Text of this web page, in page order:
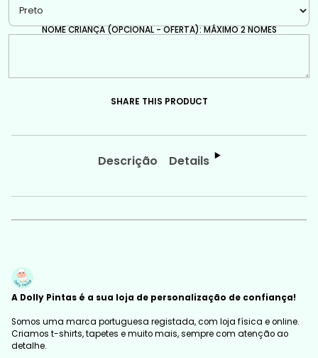
NOME CRIANÇA (OPCIONAL - OFERTA): MÁXIMO 2 NOMES
SHARE THIS PRODUCT
Descrição Details
A Dolly Pintas é a sua loja de personalização de confiança!
Somos uma marca portuguesa registada, com loja física e online.
Criamos t-shirts, tapetes e muito mais, sempre com atenção ao
detalhe.